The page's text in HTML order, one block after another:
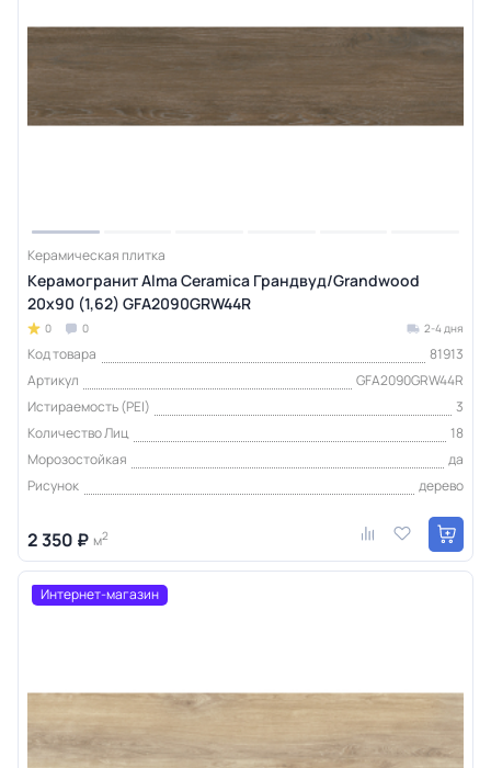
Керамическая плитка
Керамогранит Alma Ceramica Грандвуд/Grandwood
20х90 (1,62) GFA2090GRW44R
0 0 2-4 дня
Код товара
81913
Артикул
GFA2090GRW44R
Истираемость (PEI)
3
Количество Лиц
18
Морозостойкая
да
Рисунок
дерево
2 350 ₽ м2
Интернет-магазин